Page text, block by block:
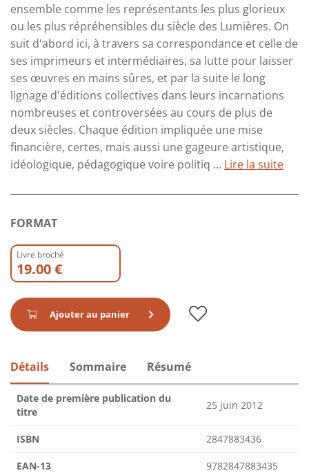
ensemble comme les représentants les plus glorieux
ou les plus répréhensibles du siècle des Lumières. On
suit d'abord ici, à travers sa correspondance et celle de
ses imprimeurs et intermédiaires, sa lutte pour laisser
ses œuvres en mains sûres, et par la suite le long
lignage d'éditions collectives dans leurs incarnations
nombreuses et controversées au cours de plus de
deux siècles. Chaque édition impliquée une mise
financière, certes, mais aussi une gageure artistique,
idéologique, pédagogique voire politiq ... Lire la suite
FORMAT
Livre broché
19.00 €
Ajouter au panier
Détails Sommaire Résumé
Date de première publication du
titre
25 juin 2012
ISBN 2847883436
EAN-13 9782847883435